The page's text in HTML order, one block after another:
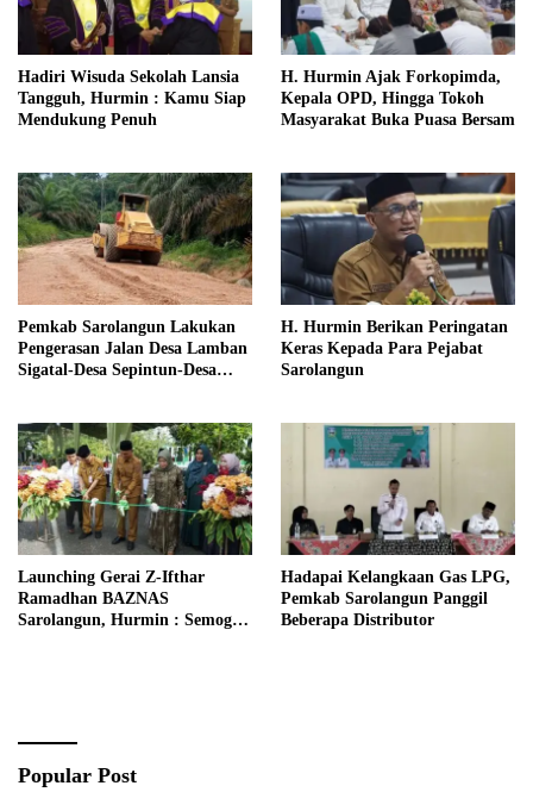
Hadiri Wisuda Sekolah Lansia
Tangguh, Hurmin : Kamu Siap
Mendukung Penuh
H. Hurmin Ajak Forkopimda,
Kepala OPD, Hingga Tokoh
Masyarakat Buka Puasa Bersam
Pemkab Sarolangun Lakukan
Pengerasan Jalan Desa Lamban
Sigatal-Desa Sepintun-Desa
H. Hurmin Berikan Peringatan
Keras Kepada Para Pejabat
Sarolangun
Launching Gerai Z-Ifthar
Ramadhan BAZNAS
Sarolangun, Hurmin : Semoga
Hadapai Kelangkaan Gas LPG,
Pemkab Sarolangun Panggil
Beberapa Distributor
Popular Post